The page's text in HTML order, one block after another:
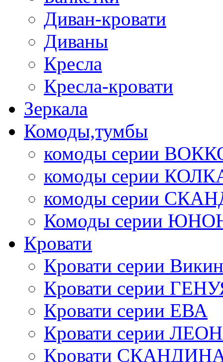
Диван-кровати
Диваны
Кресла
Кресла-кровати
Зеркала
Комоды,тумбы
комоды серии
комоды серии
комоды серии
Комоды серии
Кровати
Кровати серии
Кровати серии
Кровати серии ЕВА
Кровати серии
Кровати